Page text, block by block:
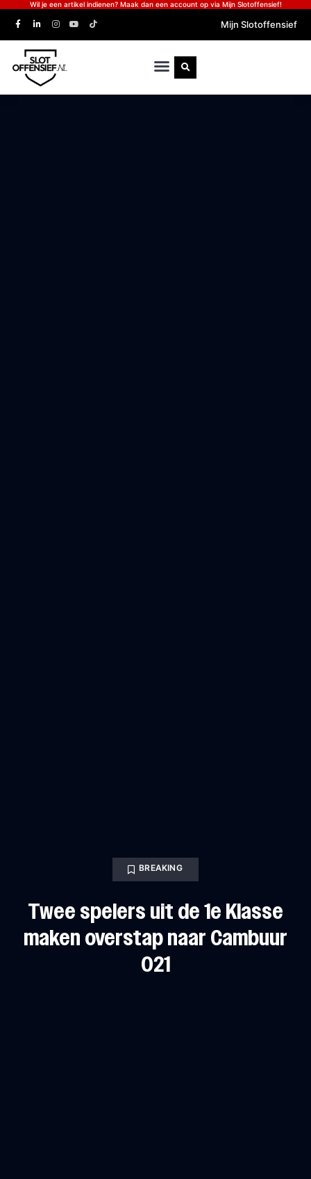
Wil je een artikel indienen? Maak dan een account op via Mijn Slotoffensief!
Mijn Slotoffensief
BREAKING
Twee spelers uit de 1e Klasse
maken overstap naar Cambuur
O21